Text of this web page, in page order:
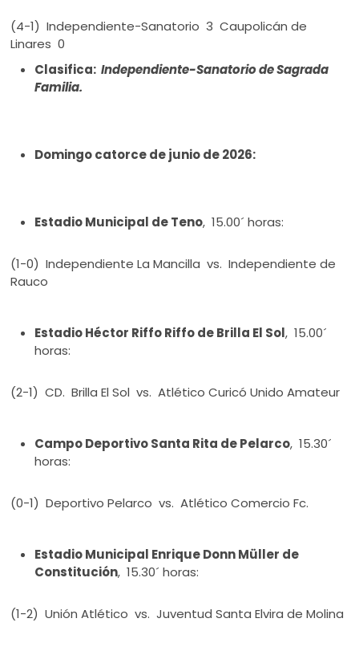
(4-1) Independiente-Sanatorio 3 Caupolicán de
Linares 0
Clasifica:Independiente-Sanatorio de Sagrada
Familia.
Domingo catorce de junio de 2026:
Estadio Municipal de Teno, 15.00´ horas:
(1-0) Independiente La Mancilla vs. Independiente de
Rauco
Estadio Héctor Riffo Riffo de Brilla El Sol, 15.00´
horas:
(2-1) CD. Brilla El Sol vs. Atlético Curicó Unido Amateur
Campo Deportivo Santa Rita de Pelarco, 15.30´
horas:
(0-1) Deportivo Pelarco vs. Atlético Comercio Fc.
Estadio Municipal Enrique Donn Müller de
Constitución, 15.30´ horas:
(1-2) Unión Atlético vs. Juventud Santa Elvira de Molina